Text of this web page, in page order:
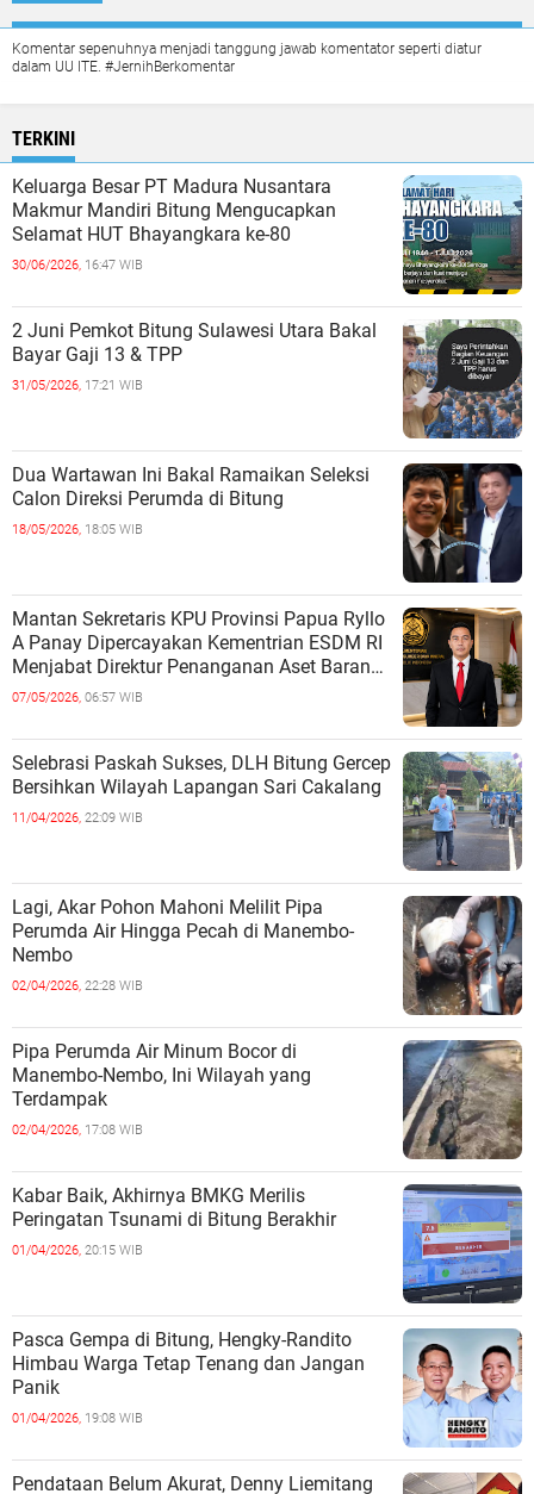
Komentar sepenuhnya menjadi tanggung jawab komentator seperti diatur
dalam UU ITE. #JernihBerkomentar
TERKINI
Keluarga Besar PT Madura Nusantara
Makmur Mandiri Bitung Mengucapkan
Selamat HUT Bhayangkara ke-80
30/06/2026, 16:47 WIB
2 Juni Pemkot Bitung Sulawesi Utara Bakal
Bayar Gaji 13 & TPP
31/05/2026, 17:21 WIB
Dua Wartawan Ini Bakal Ramaikan Seleksi
Calon Direksi Perumda di Bitung
18/05/2026, 18:05 WIB
Mantan Sekretaris KPU Provinsi Papua Ryllo
A Panay Dipercayakan Kementrian ESDM RI
Menjabat Direktur Penanganan Aset Barang
Bukti
07/05/2026, 06:57 WIB
Selebrasi Paskah Sukses, DLH Bitung Gercep
Bersihkan Wilayah Lapangan Sari Cakalang
11/04/2026, 22:09 WIB
Lagi, Akar Pohon Mahoni Melilit Pipa
Perumda Air Hingga Pecah di Manembo-
Nembo
02/04/2026, 22:28 WIB
Pipa Perumda Air Minum Bocor di
Manembo-Nembo, Ini Wilayah yang
Terdampak
02/04/2026, 17:08 WIB
Kabar Baik, Akhirnya BMKG Merilis
Peringatan Tsunami di Bitung Berakhir
01/04/2026, 20:15 WIB
Pasca Gempa di Bitung, Hengky-Randito
Himbau Warga Tetap Tenang dan Jangan
Panik
01/04/2026, 19:08 WIB
Pendataan Belum Akurat, Denny Liemitang